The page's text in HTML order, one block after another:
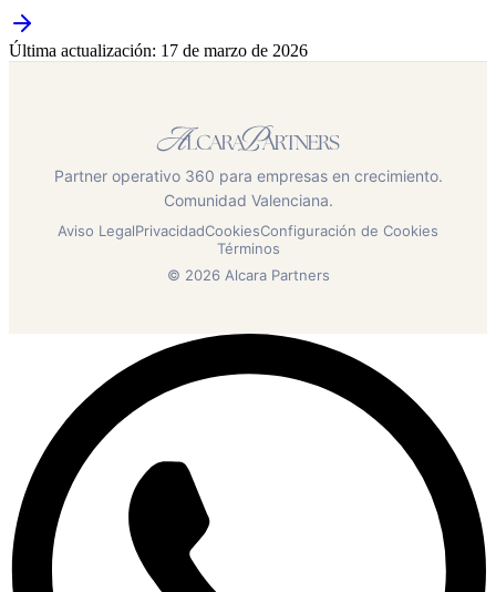
Última actualización: 17 de marzo de 2026
Partner operativo 360 para empresas en crecimiento.
Comunidad Valenciana.
Aviso LegalPrivacidadCookiesConfiguración de Cookies
Términos
© 2026 Alcara Partners